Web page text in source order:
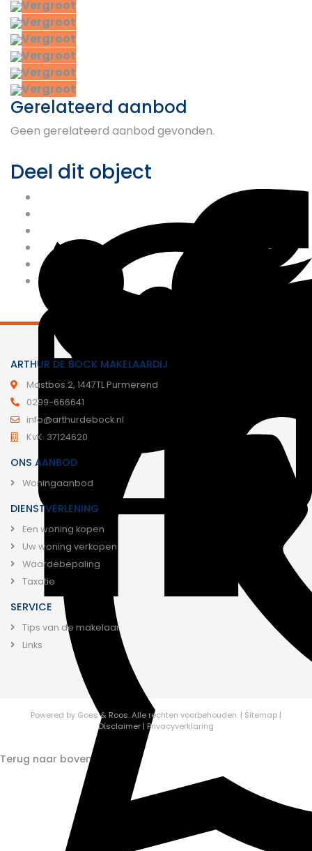
Vergroot
Vergroot
Vergroot
Vergroot
Vergroot
Vergroot
Gerelateerd aanbod
Geen gerelateerd aanbod gevonden.
Deel dit object
ARTHUR DE BOCK MAKELAARDIJ
Mastbos 2, 1447TL Purmerend
0299-666641
info@arthurdebock.nl
KvK. 37124620
ONS AANBOD
Woningaanbod
DIENSTVERLENING
Een woning kopen
Uw woning verkopen
Waardebepaling
Taxatie
SERVICE
Tips van de makelaar
Links
Powered by Goes & Roos.Alle rechten voorbehouden. | Sitemap |
Disclaimer | Privacyverklaring